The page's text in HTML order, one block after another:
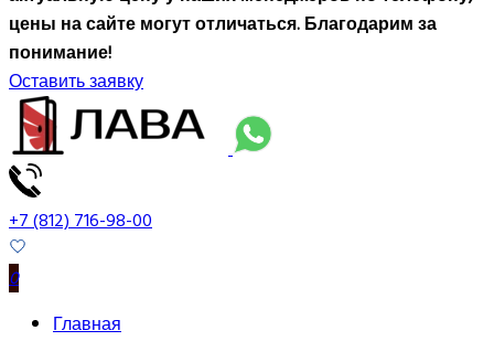
цены на сайте могут отличаться. Благодарим за
понимание!
Оставить заявку
+7 (812) 716-98-00
0
Главная